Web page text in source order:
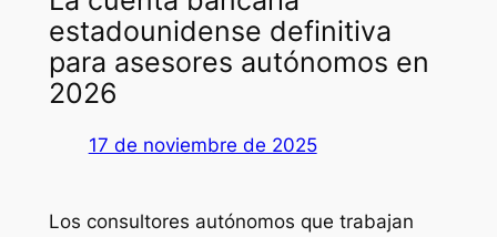
estadounidense definitiva
para asesores autónomos en
2026
17 de noviembre de 2025
Los consultores autónomos que trabajan